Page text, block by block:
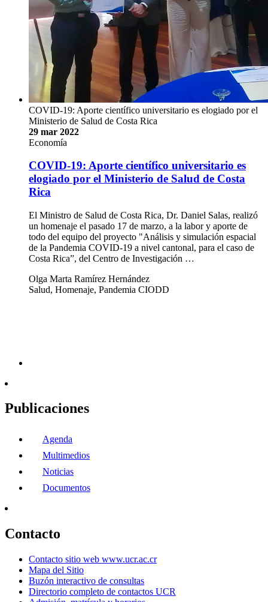
COVID-19: Aporte científico universitario es elogiado por el
Ministerio de Salud de Costa Rica
29 mar 2022
Economía
COVID-19: Aporte científico universitario es
elogiado por el Ministerio de Salud de Costa
Rica
El Ministro de Salud de Costa Rica, Dr. Daniel Salas, realizó
un homenaje el pasado 17 de marzo, a la labor y aporte de
todo del equipo del proyecto "Análisis y simulación espacial
de la Pandemia COVID-19 a nivel cantonal, para el caso de
Costa Rica”, del Centro de Investigación …
Olga Marta Ramírez Hernández
Salud, Homenaje, Pandemia CIODD
Publicaciones
Agenda
Multimedios
Noticias
Documentos
Contacto
Contacto sitio web www.ucr.ac.cr
Mapa del Sitio
Buzón interactivo de consultas
Directorio completo de contactos UCR